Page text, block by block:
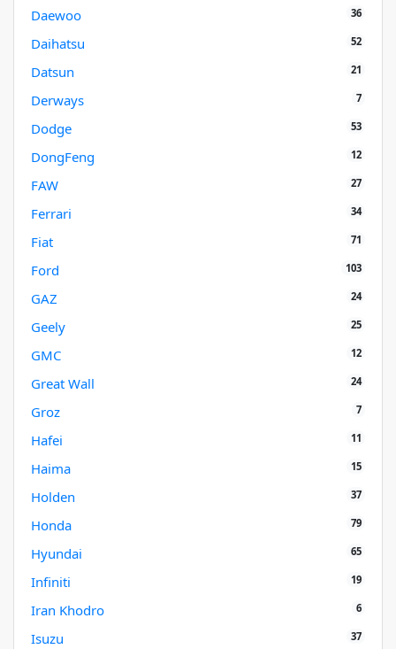
Daewoo 36
Daihatsu 52
Datsun 21
Derways 7
Dodge 53
DongFeng 12
FAW 27
Ferrari 34
Fiat 71
Ford 103
GAZ 24
Geely 25
GMC 12
Great Wall 24
Groz 7
Hafei 11
Haima 15
Holden 37
Honda 79
Hyundai 65
Infiniti 19
Iran Khodro 6
Isuzu 37